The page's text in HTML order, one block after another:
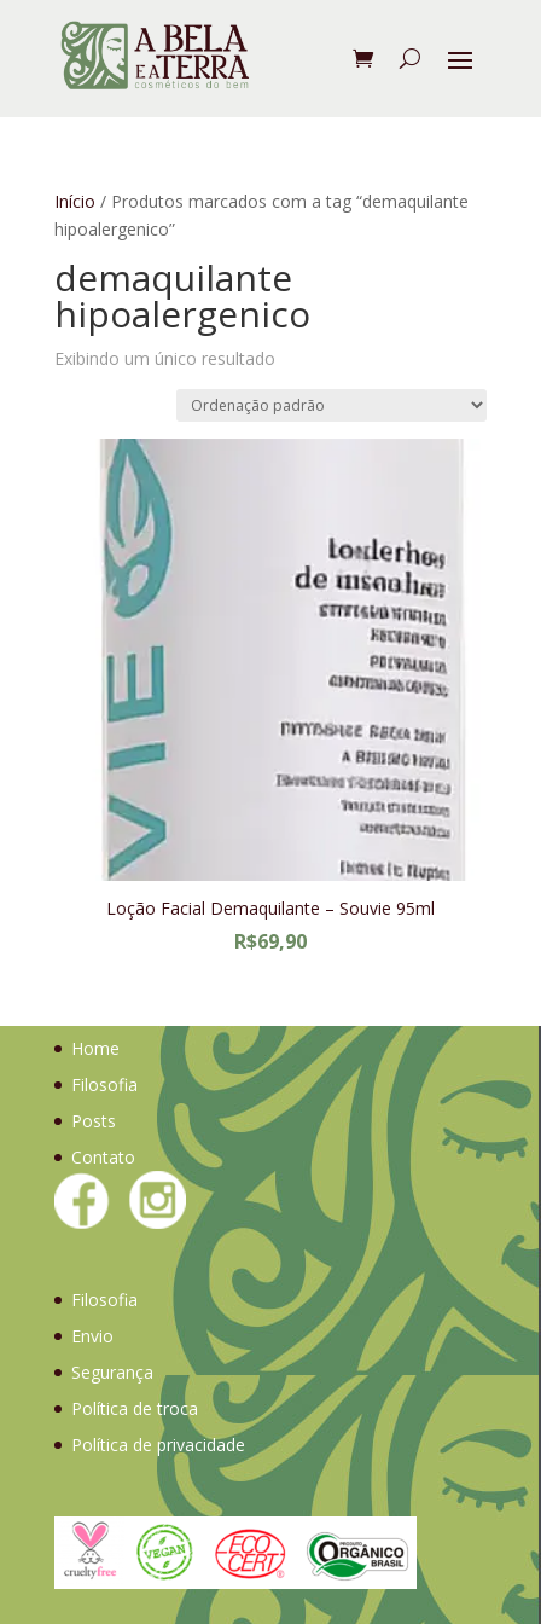
Início / Produtos marcados com a tag “demaquilante
hipoalergenico”
demaquilante
hipoalergenico
Exibindo um único resultado
Loção Facial Demaquilante – Souvie 95ml
R$69,90
Home
Filosofia
Posts
Contato
Filosofia
Envio
Segurança
Política de troca
Política de privacidade